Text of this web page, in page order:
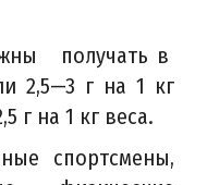
получать в
2,5—3 г на 1 кг
г на 1 кг веса.
спортсмены,